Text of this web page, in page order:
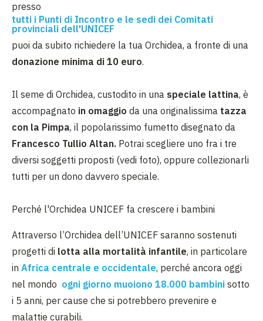
presso
tutti i Punti di Incontro e le sedi dei Comitati
provinciali dell'UNICEF
puoi da subito richiedere la tua Orchidea, a fronte di una
donazione minima di 10 euro.
Il seme di Orchidea, custodito in una speciale lattina, è
accompagnato in omaggio da una originalissima tazza
con la Pimpa, il popolarissimo fumetto disegnato da
Francesco Tullio Altan. Potrai scegliere uno fra i tre
diversi soggetti proposti (vedi foto), oppure collezionarli
tutti per un dono davvero speciale.
Perché l'Orchidea UNICEF fa crescere i bambini
Attraverso l’Orchidea dell’UNICEF saranno sostenuti
progetti di lotta alla mortalità infantile, in particolare
in Africa centrale e occidentale, perché ancora oggi
nel mondo ogni giorno muoiono 18.000 bambini sotto
i 5 anni, per cause che si potrebbero prevenire e
malattie curabili.